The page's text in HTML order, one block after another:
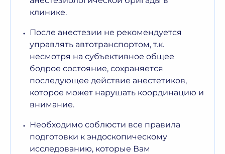
клинике.
После анестезии не рекомендуется
управлять автотранспортом, т.к.
несмотря на субъективное общее
бодрое состояние, сохраняется
последующее действие анестетиков,
которое может нарушать координацию и
внимание.
Необходимо соблюсти все правила
подготовки к эндоскопическому
исследованию, которые Вам